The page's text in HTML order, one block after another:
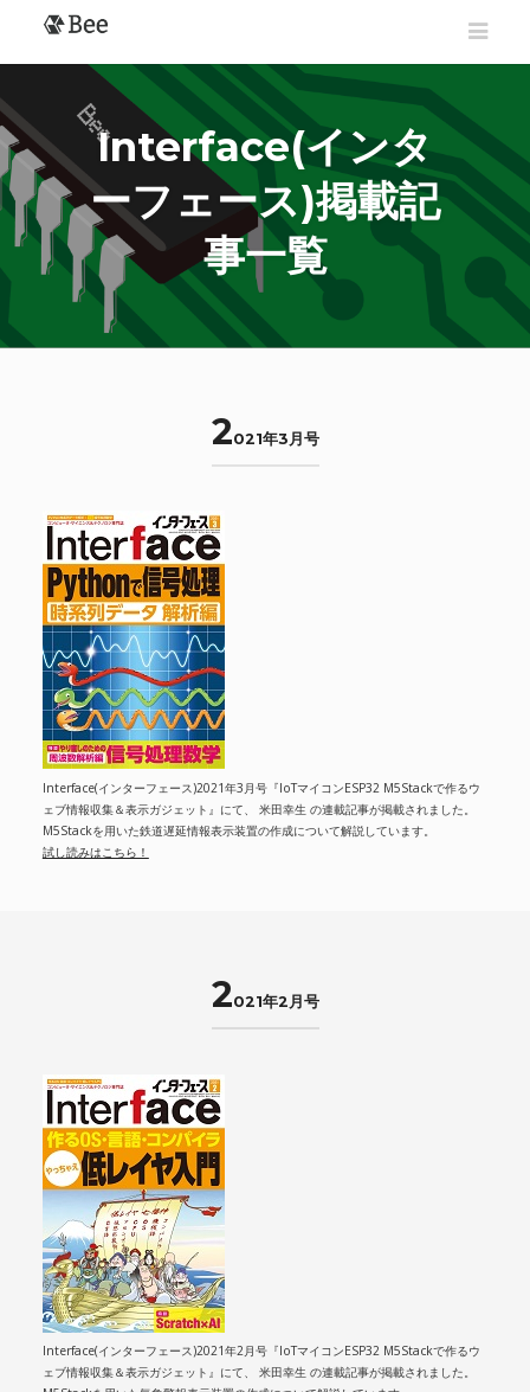
Interface(インタ
ーフェース)掲載記
事一覧
2021年3月号
Interface(インターフェース)2021年3月号『IoTマイコンESP32 M5Stackで作るウ
ェブ情報収集＆表示ガジェット』にて、 米田幸生 の連載記事が掲載されました。
M5Stackを用いた鉄道遅延情報表示装置の作成について解説しています。
試し読みはこちら！
2021年2月号
Interface(インターフェース)2021年2月号『IoTマイコンESP32 M5Stackで作るウ
ェブ情報収集＆表示ガジェット』にて、 米田幸生 の連載記事が掲載されました。